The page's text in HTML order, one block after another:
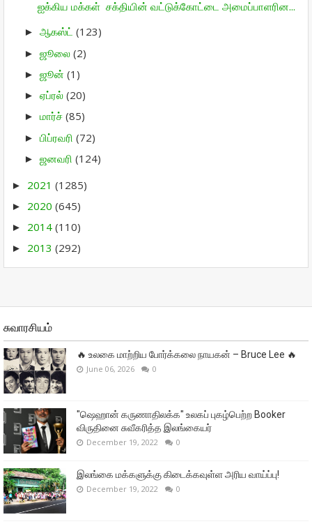
ஐக்கிய மக்கள் சக்தியின் வட்டுக்கோட்டை அமைப்பாளரின...
► ஆகஸ்ட் (123)
► ஜூலை (2)
► ஜூன் (1)
► ஏப்ரல் (20)
► மார்ச் (85)
► பிப்ரவரி (72)
► ஜனவரி (124)
► 2021 (1285)
► 2020 (645)
► 2014 (110)
► 2013 (292)
சுவாரசியம்
🔥 உலகை மாற்றிய போர்க்கலை நாயகன் – Bruce Lee 🔥
June 06, 2026 0
"ஷெஹான் கருணாதிலக்க" உலகப் புகழ்பெற்ற Booker
விருதினை சுவீகரித்த இலங்கையர்
December 19, 2022 0
இலங்கை மக்களுக்கு கிடைக்கவுள்ள அரிய வாய்ப்பு!
December 19, 2022 0